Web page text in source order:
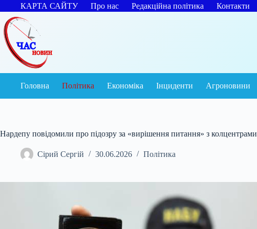
Перейти
до
вмісту
КАРТА САЙТУ Про нас Редакційна політика Контакти
Головна Політика Економіка Інциденти Агроновини
Нардепу повідомили про підозру за «вирішення питання» з колцентрами
Сірий Сергій 30.06.2026 Політика